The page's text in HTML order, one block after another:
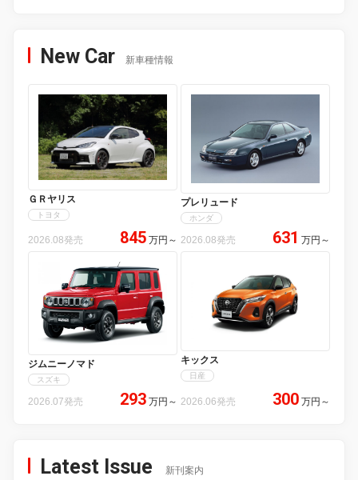
New Car 新車種情報
ＧＲヤリス
トヨタ
2026.08発売 845 万円 ～
プレリュード
ホンダ
2026.08発売 631 万円 ～
ジムニーノマド
スズキ
2026.07発売 293 万円 ～
キックス
日産
2026.06発売 300 万円 ～
Latest Issue 新刊案内